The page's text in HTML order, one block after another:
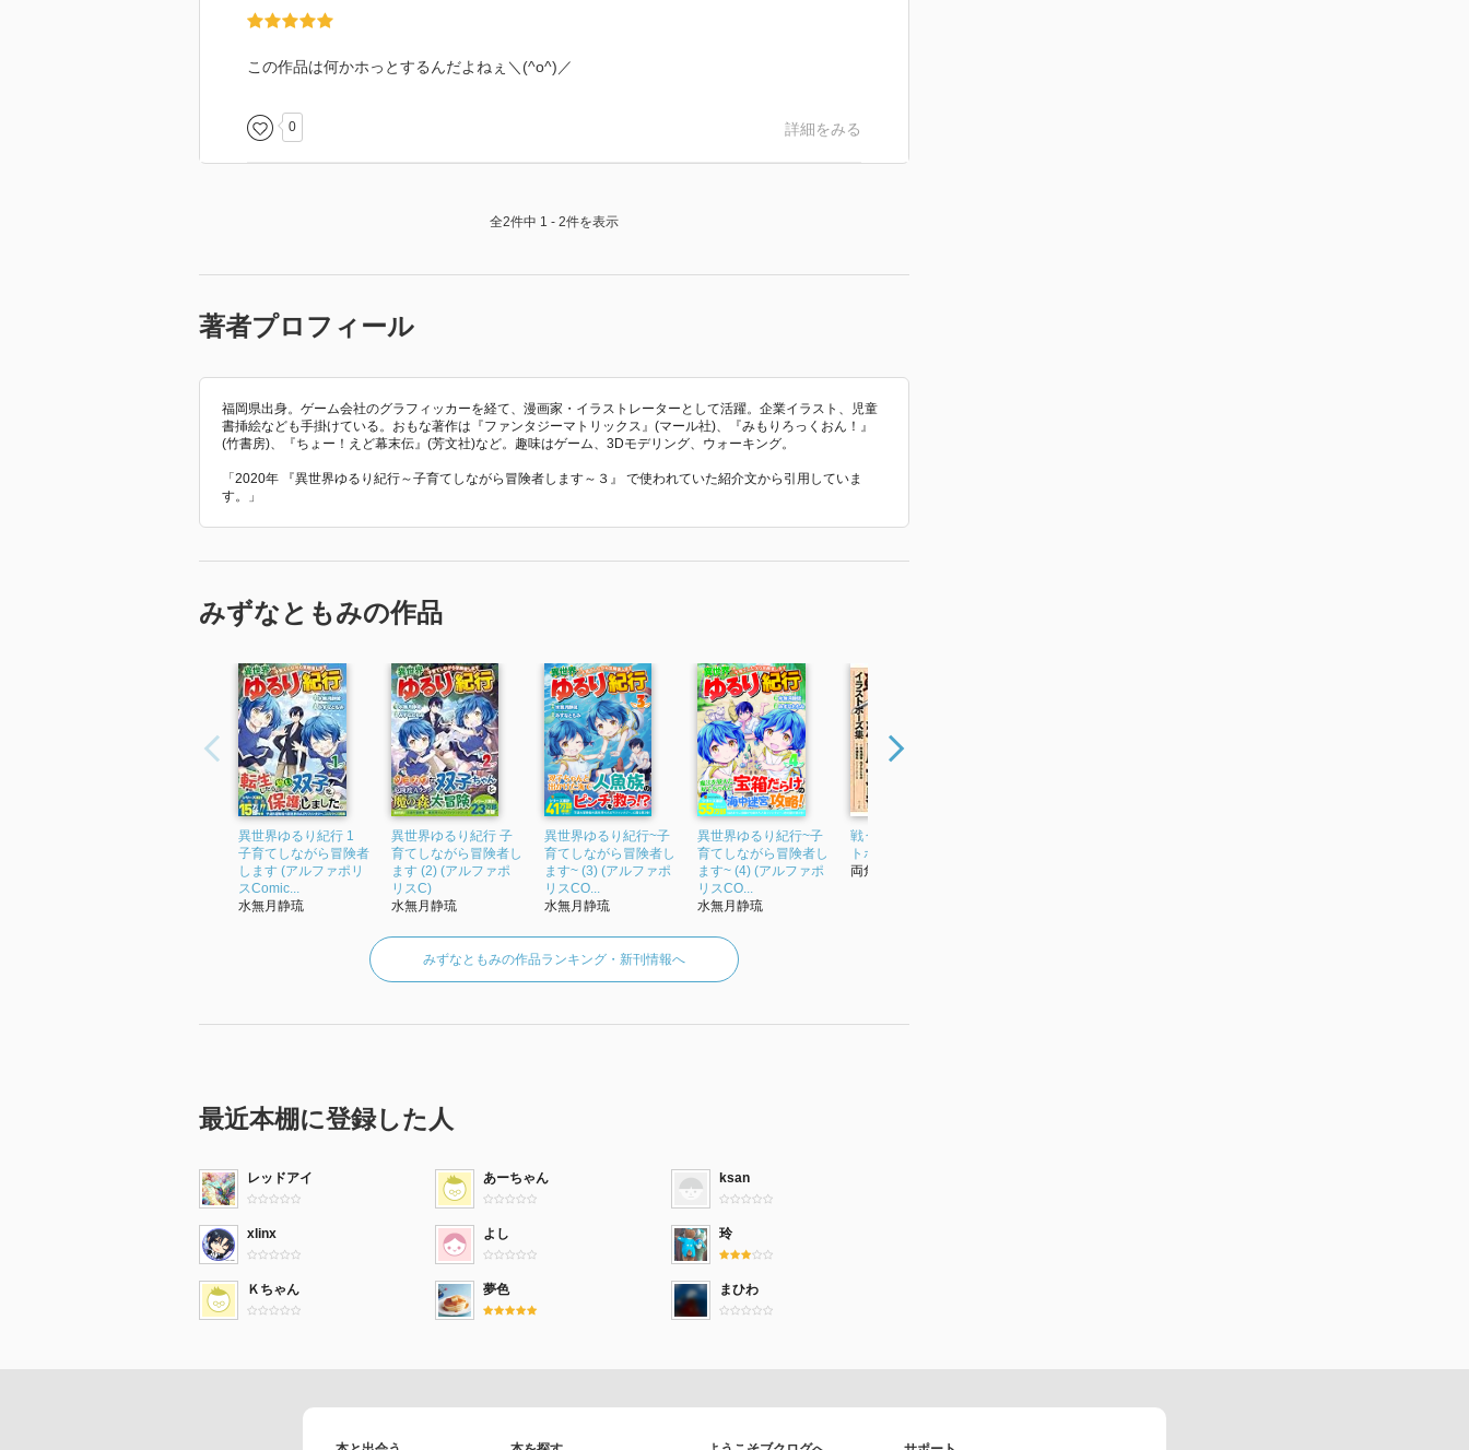
次も楽しみにしています。
この作品は何かホっとするんだよねぇ＼(^o^)／
0 詳細をみる
全2件中 1 - 2件を表示
著者プロフィール
福岡県出身。ゲーム会社のグラフィッカーを経て、漫画家・イラストレーターとして活躍。企業イラスト、児童
書挿絵なども手掛けている。おもな著作は『ファンタジーマトリックス』(マール社)、『みもりろっくおん！』
(竹書房)、『ちょー！えど幕末伝』(芳文社)など。趣味はゲーム、3Dモデリング、ウォーキング。
「2020年 『異世界ゆるり紀行～子育てしながら冒険者します～３』 で使われていた紹介文から引用していま
す。」
みずなともみの作品
異世界ゆるり紀行 1
子育てしながら冒険者
します (アルファポリ
スComic...
水無月静琉
異世界ゆるり紀行 子
育てしながら冒険者し
ます (2) (アルファポ
リスC)
水無月静琉
異世界ゆるり紀行~子
育てしながら冒険者し
ます~ (3) (アルファポ
リスCO...
水無月静琉
異世界ゆるり紀行~子
育てしながら冒険者し
ます~ (4) (アルファポ
リスCO...
水無月静琉
戦う!和風武器イラス
トポーズ集
両角潤香
みずなともみの作品ランキング・新刊情報へ
最近本棚に登録した人
レッドアイ あーちゃん ksan
xlinx よし 玲
Ｋちゃん 夢色 まひわ